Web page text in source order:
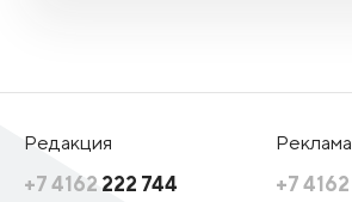
Редакция
+7 4162 222 744
Реклама
+7 4162